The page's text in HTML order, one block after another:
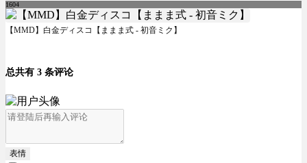
1604
【MMD】白金ディスコ【ままま式 - 初音ミク】
总共有 3 条评论
表情